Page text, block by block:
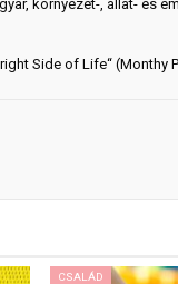
környezet-, állat- és
Side of Life“ (Monthy
CSALÁD